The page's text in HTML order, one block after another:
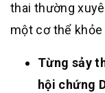
thai thường
một cơ thể
Từng sảy
hội chứng